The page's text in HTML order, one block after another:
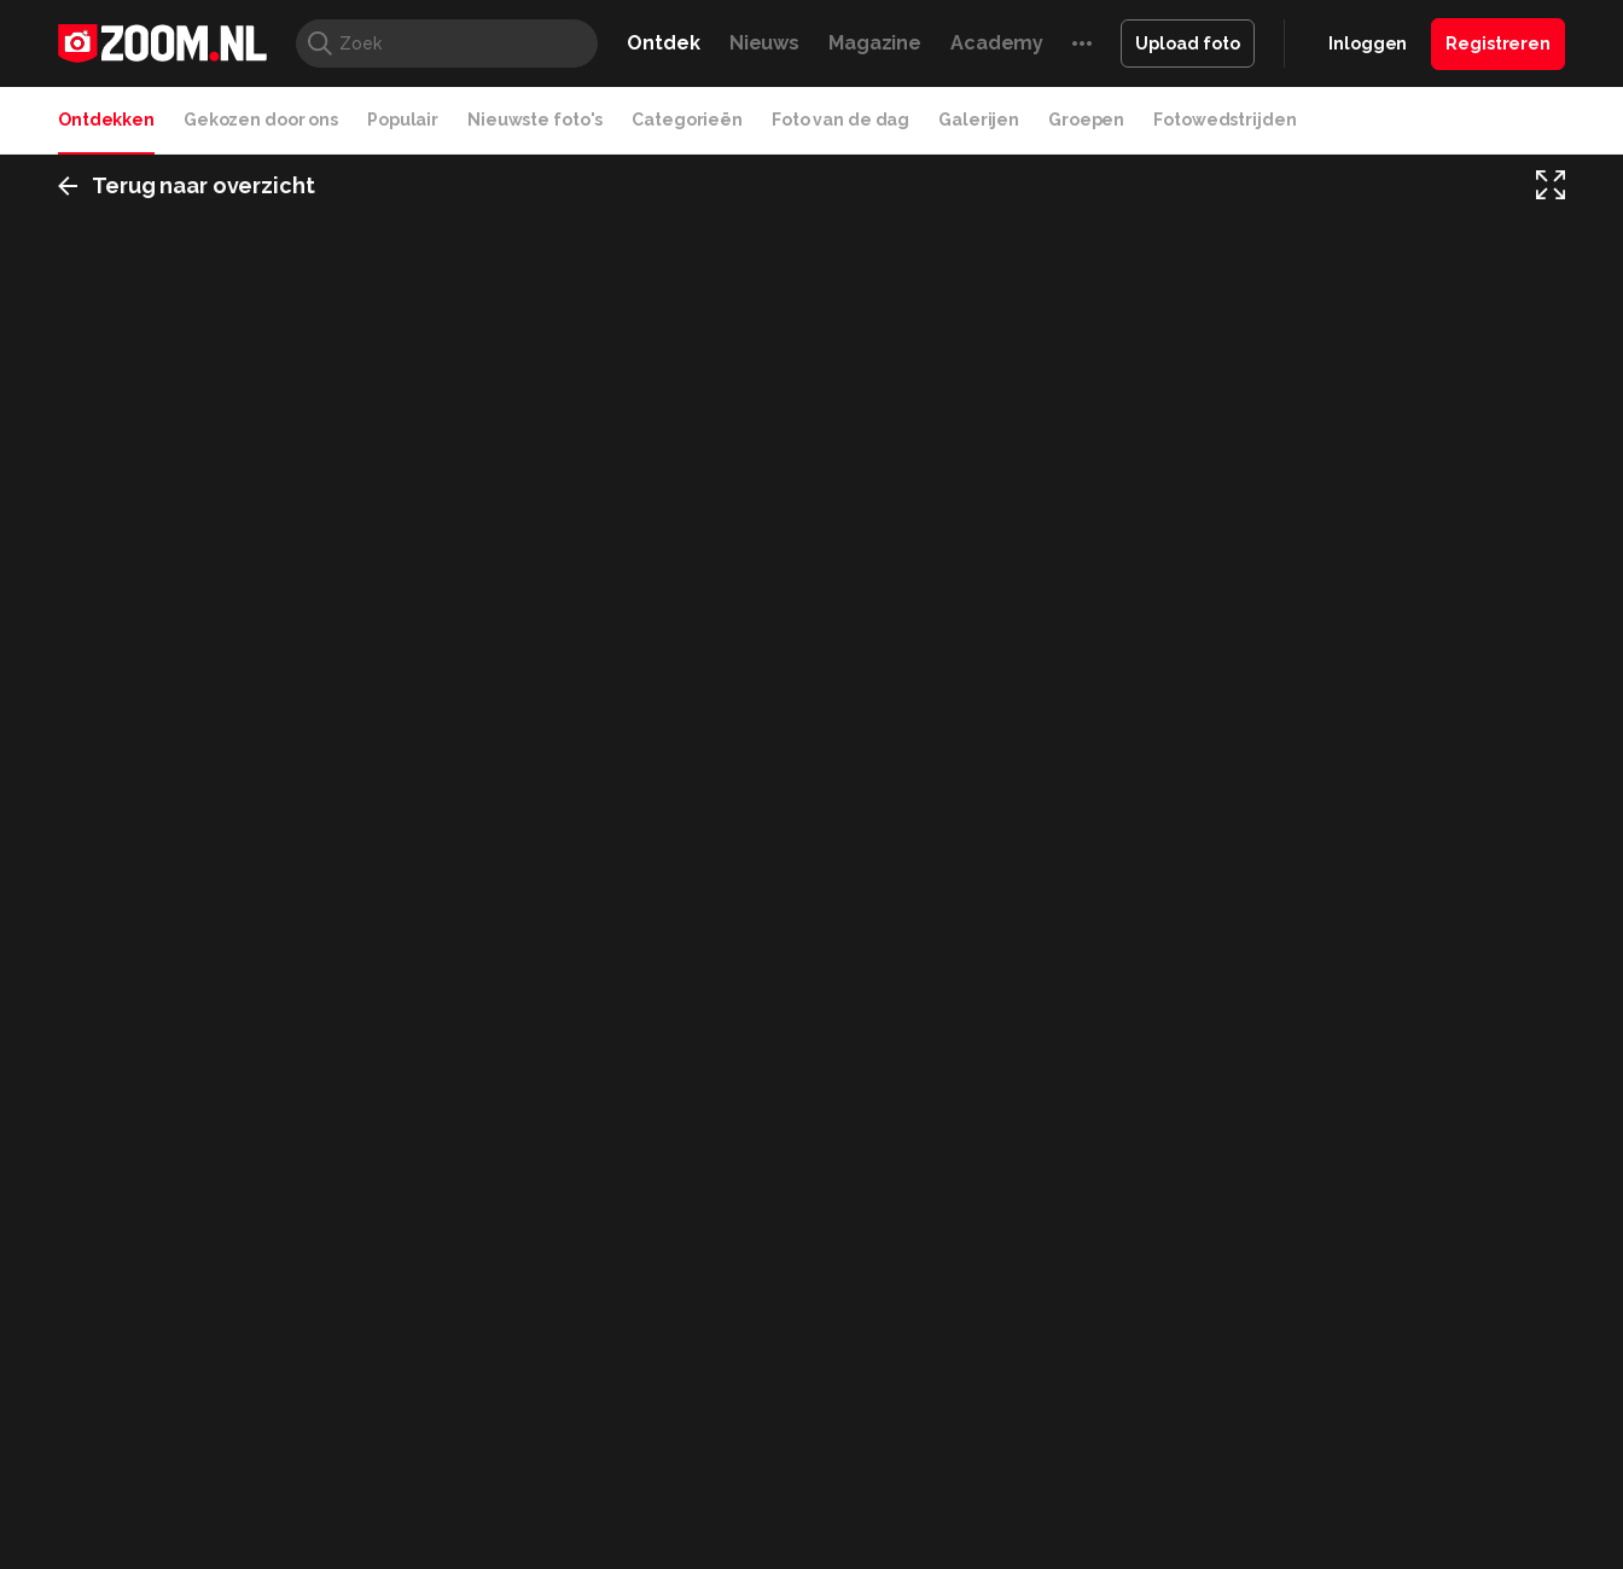
Ontdek Nieuws Magazine Academy Upload foto Inloggen Registreren
Ontdekken Gekozen door ons Populair Nieuwste foto's Categorieën Foto van de dag Galerijen Groepen Fotowedstrijden
Terug naar overzicht